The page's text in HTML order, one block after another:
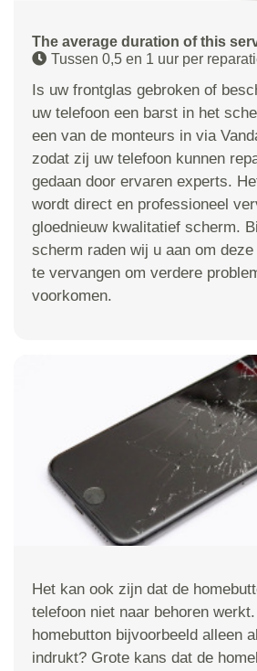
The average duration of this
Tussen 0,5 en 1 uur per
Is uw frontglas gebroken of
uw telefoon een barst in het
een van de monteurs in via
zodat zij uw telefoon kunnen
gedaan door ervaren experts.
wordt direct en professioneel
gloednieuw kwalitatief scherm.
scherm raden wij u aan om
te vervangen om verdere
voorkomen.
Het kan ook zijn dat de
telefoon niet naar behoren
homebutton bijvoorbeeld alleen
indrukt? Grote kans dat de